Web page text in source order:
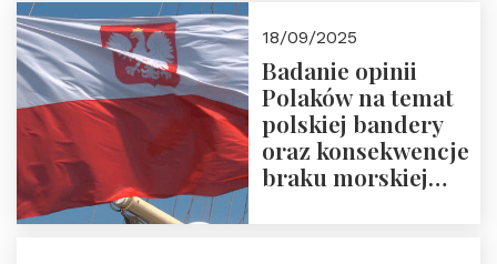
18/09/2025
Badanie opinii
Polaków na temat
polskiej bandery
oraz konsekwencje
braku morskiej